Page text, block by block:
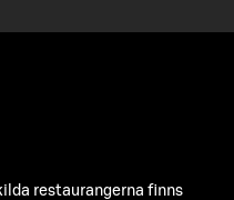
restaurangerna finns